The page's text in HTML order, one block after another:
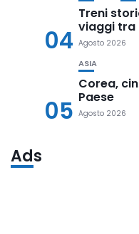
04
Treni
viaggi tra
Agosto 2026
05
ASIA
Corea,
Paese
Agosto 2026
Ads